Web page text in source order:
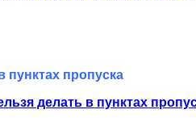
пропуска
делать в пунктах